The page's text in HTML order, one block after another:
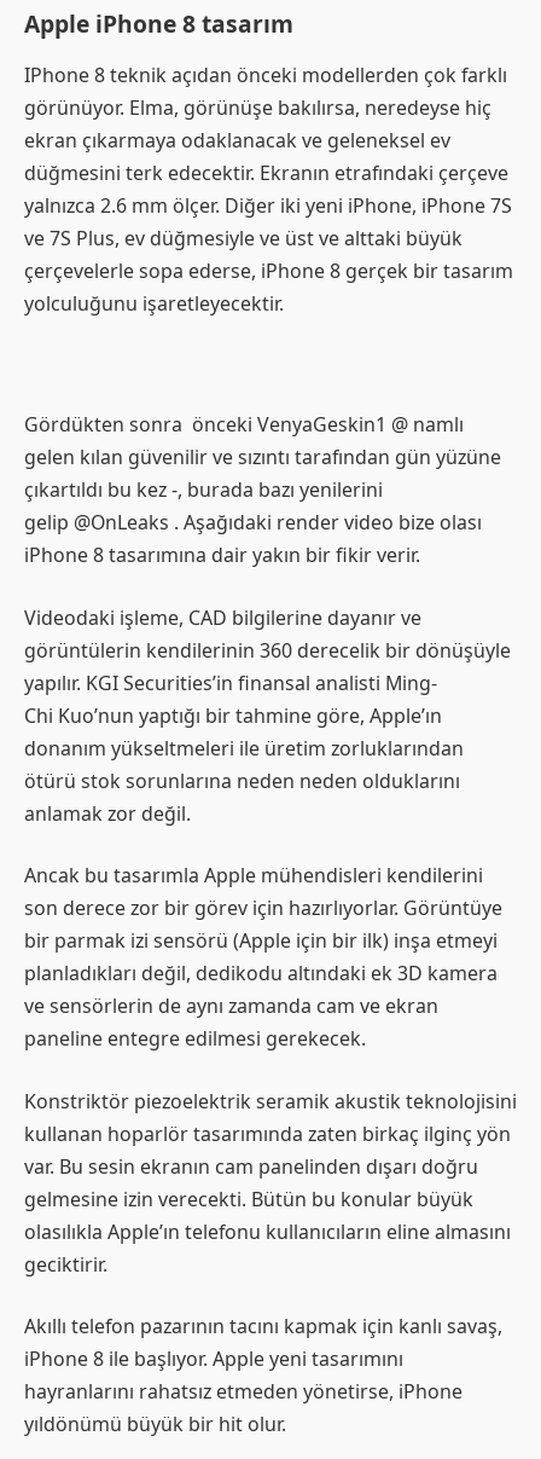
Apple iPhone 8 tasarım
IPhone 8 teknik açıdan önceki modellerden çok farklı
görünüyor. Elma, görünüşe bakılırsa, neredeyse hiç
ekran çıkarmaya odaklanacak ve geleneksel ev
düğmesini terk edecektir. Ekranın etrafındaki çerçeve
yalnızca 2.6 mm ölçer. Diğer iki yeni iPhone, iPhone 7S
ve 7S Plus, ev düğmesiyle ve üst ve alttaki büyük
çerçevelerle sopa ederse, iPhone 8 gerçek bir tasarım
yolculuğunu işaretleyecektir.
Gördükten sonra önceki VenyaGeskin1 @ namlı
gelen kılan güvenilir ve sızıntı tarafından gün yüzüne
çıkartıldı bu kez -, burada bazı yenilerini
gelip @OnLeaks . Aşağıdaki render video bize olası
iPhone 8 tasarımına dair yakın bir fikir verir.
Videodaki işleme, CAD bilgilerine dayanır ve
görüntülerin kendilerinin 360 derecelik bir dönüşüyle ​​
yapılır. KGI Securities’in finansal analisti Ming-
Chi Kuo’nun yaptığı bir tahmine göre, Apple’ın
donanım yükseltmeleri ile üretim zorluklarından
ötürü stok sorunlarına neden neden olduklarını
anlamak zor değil.
Ancak bu tasarımla Apple mühendisleri kendilerini
son derece zor bir görev için hazırlıyorlar. Görüntüye
bir parmak izi sensörü (Apple için bir ilk) inşa etmeyi
planladıkları değil, dedikodu altındaki ek 3D kamera
ve sensörlerin de aynı zamanda cam ve ekran
paneline entegre edilmesi gerekecek.
Konstriktör piezoelektrik seramik akustik teknolojisini
kullanan hoparlör tasarımında zaten birkaç ilginç yön
var. Bu sesin ekranın cam panelinden dışarı doğru
gelmesine izin verecekti. Bütün bu konular büyük
olasılıkla Apple’ın telefonu kullanıcıların eline almasını
geciktirir.
Akıllı telefon pazarının tacını kapmak için kanlı savaş,
iPhone 8 ile başlıyor. Apple yeni tasarımını
hayranlarını rahatsız etmeden yönetirse, iPhone
yıldönümü büyük bir hit olur.